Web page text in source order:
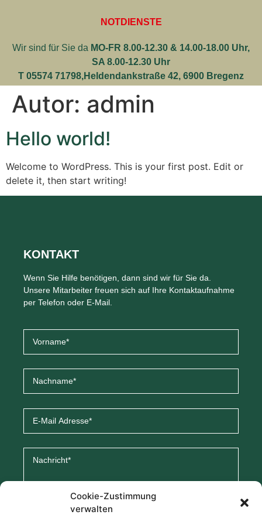
Cookie-Zustimmung
verwalten
NOTDIENSTE
Wir sind für Sie da MO-FR 8.00-12.30 & 14.00-18.00 Uhr,
SA 8.00-12.30 Uhr
T 05574 71798,Heldendankstraße 42, 6900 Bregenz
Autor: admin
Hello world!
Welcome to WordPress. This is your first post. Edit or
delete it, then start writing!
KONTAKT
Wenn Sie Hilfe benötigen, dann sind wir für Sie da.
Unsere Mitarbeiter freuen sich auf Ihre Kontaktaufnahme
per Telefon oder E-Mail.